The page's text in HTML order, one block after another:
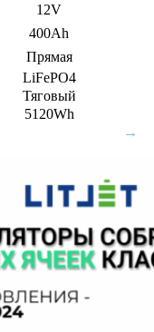
12V
400Ah
Прямая
LiFePO4
Тяговый
5120Wh